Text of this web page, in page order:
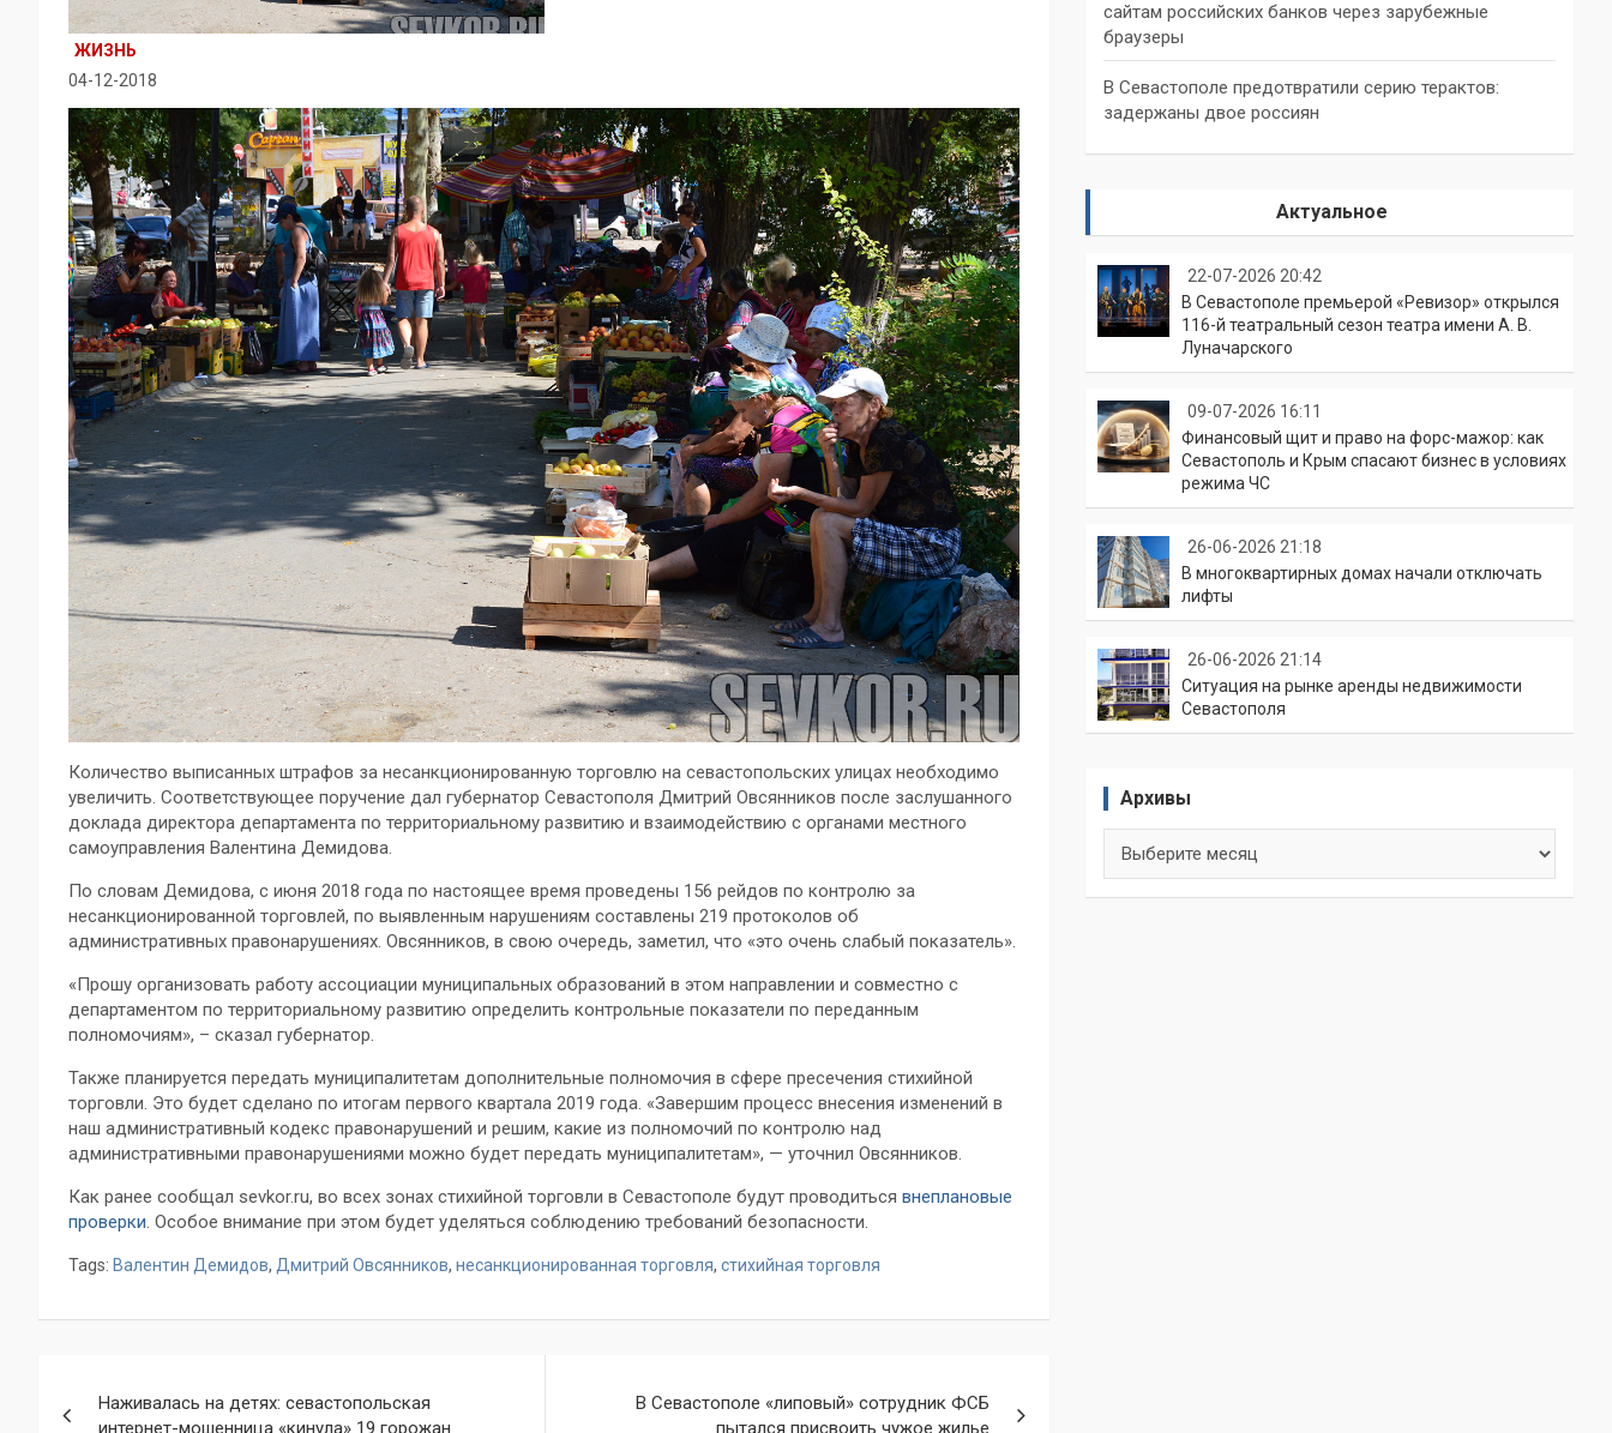
ЖИЗНЬ
04-12-2018
Количество выписанных штрафов за несанкционированную торговлю на севастопольских улицах необходимо
увеличить. Соответствующее поручение дал губернатор Севастополя Дмитрий Овсянников после заслушанного
доклада директора департамента по территориальному развитию и взаимодействию с органами местного
самоуправления Валентина Демидова.
По словам Демидова, с июня 2018 года по настоящее время проведены 156 рейдов по контролю за
несанкционированной торговлей, по выявленным нарушениям составлены 219 протоколов об
административных правонарушениях. Овсянников, в свою очередь, заметил, что «это очень слабый показатель».
«Прошу организовать работу ассоциации муниципальных образований в этом направлении и совместно с
департаментом по территориальному развитию определить контрольные показатели по переданным
полномочиям», – сказал губернатор.
Также планируется передать муниципалитетам дополнительные полномочия в сфере пресечения стихийной
торговли. Это будет сделано по итогам первого квартала 2019 года. «Завершим процесс внесения изменений в
наш административный кодекс правонарушений и решим, какие из полномочий по контролю над
административными правонарушениями можно будет передать муниципалитетам», — уточнил Овсянников.
Как ранее сообщал sevkor.ru, во всех зонах стихийной торговли в Севастополе будут проводиться внеплановые
проверки. Особое внимание при этом будет уделяться соблюдению требований безопасности.
Tags: Валентин Демидов, Дмитрий Овсянников, несанкционированная торговля, стихийная торговля
Наживалась на детях: севастопольская
интернет-мошенница «кинула» 19 горожан
В Севастополе «липовый» сотрудник ФСБ
пытался присвоить чужое жилье
сайтам российских банков через зарубежные
браузеры
В Севастополе предотвратили серию терактов:
задержаны двое россиян
Актуальное
22-07-2026 20:42
В Севастополе премьерой «Ревизор» открылся
116-й театральный сезон театра имени А. В.
Луначарского
09-07-2026 16:11
Финансовый щит и право на форс-мажор: как
Севастополь и Крым спасают бизнес в условиях
режима ЧС
26-06-2026 21:18
В многоквартирных домах начали отключать
лифты
26-06-2026 21:14
Ситуация на рынке аренды недвижимости
Севастополя
Архивы